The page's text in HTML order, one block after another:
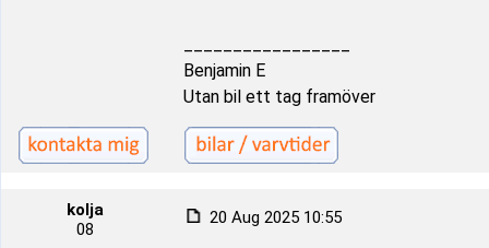
Benjamin E
Utan bil ett tag framöver
kolja
08
20 Aug 2025 10:55